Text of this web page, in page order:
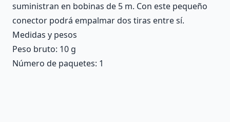
suministran en bobinas de 5 m. Con este pequeño
conector podrá empalmar dos tiras entre sí.
Medidas y pesos
Peso bruto: 10 g
Número de paquetes: 1